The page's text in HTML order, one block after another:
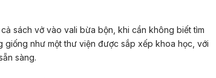
sách vở vào vali bừa bộn, khi cần không biết tìm
giống như một thư viện được sắp xếp khoa học, với
sàng.